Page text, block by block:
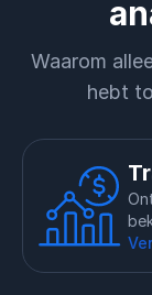
Waarom
hebt